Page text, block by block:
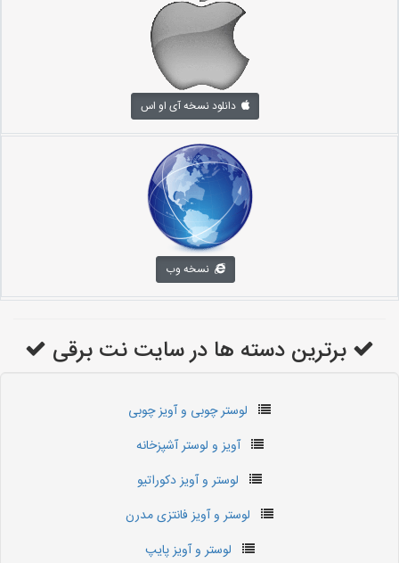
دانلود نسخه آی او اس
نسخه وب
برترین دسته ها در سایت نت برقی
لوستر چوبی و آویز چوبی
آویز و لوستر آشپزخانه
لوستر و آویز دکوراتیو
لوستر و آویز فانتزی مدرن
لوستر و آویز پایپ